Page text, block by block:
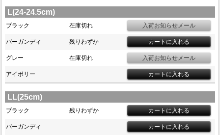
L(24-24.5cm)
ブラック 在庫切れ
バーガンディ 残りわずか
グレー 在庫切れ
アイボリー
LL(25cm)
ブラック 残りわずか
バーガンディ